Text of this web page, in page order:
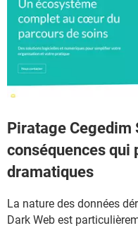
Piratage Cegedim
conséquences qui
dramatiques
La nature des données
Dark Web est